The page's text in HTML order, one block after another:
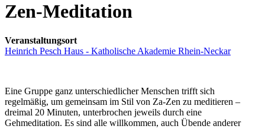
Zen-Meditation
Veranstaltungsort
Heinrich Pesch Haus - Katholische Akademie Rhein-Neckar
Eine Gruppe ganz unterschiedlicher Menschen trifft sich
regelmäßig, um gemeinsam im Stil von Za-Zen zu meditieren –
dreimal 20 Minuten, unterbrochen jeweils durch eine
Gehmeditation. Es sind alle willkommen, auch Übende anderer